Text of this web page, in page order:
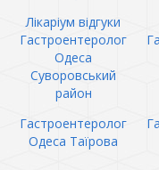
Лікаріум відгуки
Гастроентеролог
Одеса
Суворовський
район
Гастроентеролог
Одеса Таїрова